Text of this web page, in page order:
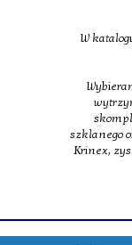
W
szklanego
Krinex,